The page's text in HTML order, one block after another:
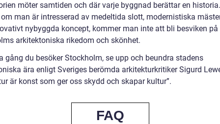
möter samtiden och där varje byggnad berättar en historia.
man är intresserad av medeltida slott, modernistiska
nybyggda koncept, kommer man inte att bli besviken på
arkitektoniska rikedom och skönhet.
gång du besöker Stockholm, se upp och beundra stadens
ära enligt Sveriges berömda arkitekturkritiker Sigurd
är konst som ger oss skydd och skapar kultur”.
FAQ